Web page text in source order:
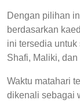
Dengan pilihan
berdasarkan
ini tersedia
Shafi, Maliki,
Waktu matahari
dikenali sebagai